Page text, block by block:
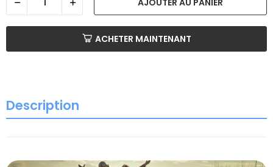
AJOUTER AU PANIER
ACHETER MAINTENANT
Description